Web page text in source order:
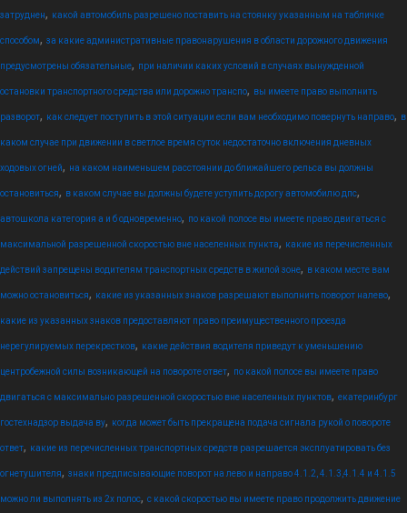
затруднен, какой автомобиль разрешено поставить на стоянку указанным на табличке
способом, за какие административные правонарушения в области дорожного движения
предусмотрены обязательные, при наличии каких условий в случаях вынужденной
остановки транспортного средства или дорожно транспо, вы имеете право выполнить
разворот, как следует поступить в этой ситуации если вам необходимо повернуть направо, в
каком случае при движении в светлое время суток недостаточно включения дневных
ходовых огней, на каком наименьшем расстоянии до ближайшего рельса вы должны
остановиться, в каком случае вы должны будете уступить дорогу автомобилю дпс,
автошкола категория а и б одновременно, по какой полосе вы имеете право двигаться с
максимальной разрешенной скоростью вне населенных пункта, какие из перечисленных
действий запрещены водителям транспортных средств в жилой зоне, в каком месте вам
можно остановиться, какие из указанных знаков разрешают выполнить поворот налево,
какие из указанных знаков предоставляют право преимущественного проезда
нерегулируемых перекрестков, какие действия водителя приведут к уменьшению
центробежной силы возникающей на повороте ответ, по какой полосе вы имеете право
двигаться с максимально разрешенной скоростью вне населенных пунктов, екатеринбург
гостехнадзор выдача ву, когда может быть прекращена подача сигнала рукой о повороте
ответ, какие из перечисленных транспортных средств разрешается эксплуатировать без
огнетушителя, знаки предписывающие поворот на лево и направо 4.1.2, 4.1.3,4.1.4 и 4.1.5
можно ли выполнять из 2х полос, с какой скоростью вы имеете право продолжить движение